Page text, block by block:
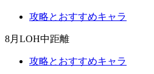
攻略とおすすめキャラ
8月LOH中距離
攻略とおすすめキャラ